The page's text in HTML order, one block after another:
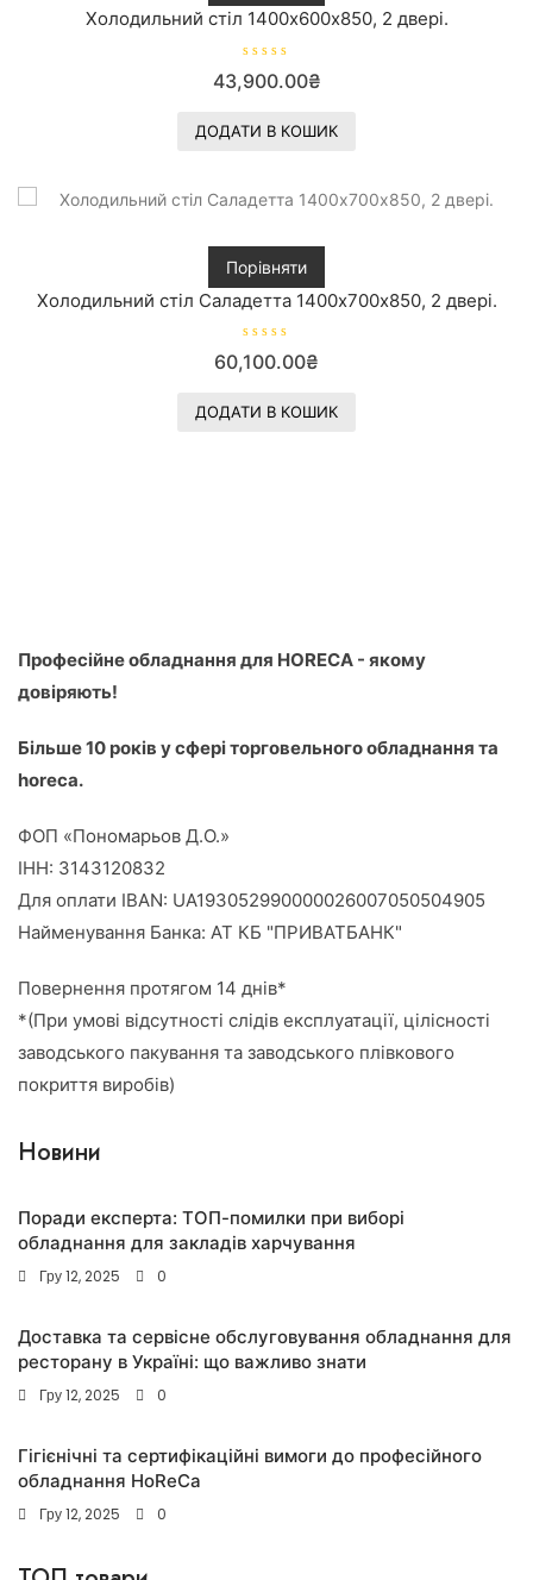
Холодильний стіл 1400х600х850, 2 двері.
О
ц
е
н
з
5
43,900.00₴
ДОДАТИ В КОШИК
Порівняти
Холодильний стіл Саладетта 1400х700х850, 2 двері.
О
ц
е
60,100.00₴
ДОДАТИ В КОШИК
Професійне обладнання для HORECA - якому
довіряють!
Більше 10 років у сфері торговельного обладнання та
horeca.
ФОП «Пономарьов Д.О.»
ІНН: 3143120832
Для оплати IBAN: UA193052990000026007050504905
Найменування Банка: АТ КБ "ПРИВАТБАНК"
Повернення протягом 14 днів*
*(При умові відсутності слідів експлуатації, цілісності
заводського пакування та заводського плівкового
покриття виробів)
Новини
Поради експерта: ТОП-помилки при виборі
обладнання для закладів харчування
Гру 12, 2025 0
Доставка та сервісне обслуговування обладнання для
ресторану в Україні: що важливо знати
Гру 12, 2025 0
Гігієнічні та сертифікаційні вимоги до професійного
обладнання HoReCa
Гру 12, 2025 0